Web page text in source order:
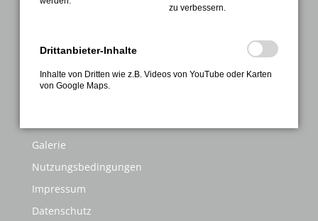
Anmeldung
INFORMATIONEN
Galerie
Nutzungsbedingungen
Impressum
Datenschutz
zu verbessern.
Drittanbieter-Inhalte
Inhalte von Dritten wie z.B. Videos von YouTube oder Karten
von Google Maps.